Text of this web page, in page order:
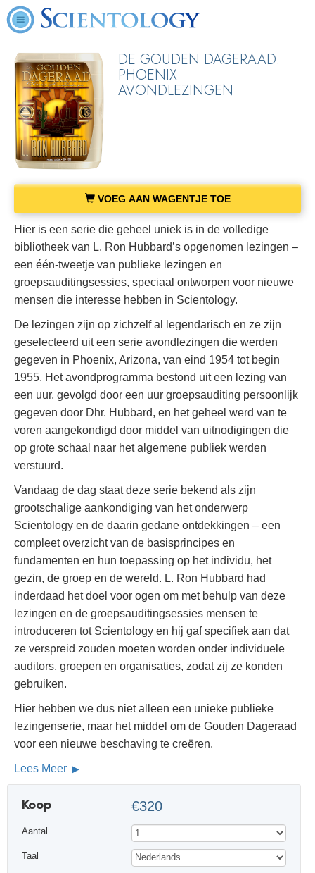
DE GOUDEN DAGERAAD:
PHOENIX
AVONDLEZINGEN
VOEG AAN WAGENTJE TOE
Hier is een serie die geheel uniek is in de volledige
bibliotheek van L. Ron Hubbard’s opgenomen lezingen –
een één-tweetje van publieke lezingen en
groepsauditingsessies, speciaal ontworpen voor nieuwe
mensen die interesse hebben in Scientology.
De lezingen zijn op zichzelf al legendarisch en ze zijn
geselecteerd uit een serie avondlezingen die werden
gegeven in Phoenix, Arizona, van eind 1954 tot begin
1955. Het avondprogramma bestond uit een lezing van
een uur, gevolgd door een uur groepsauditing persoonlijk
gegeven door Dhr. Hubbard, en het geheel werd van te
voren aangekondigd door middel van uitnodigingen die
op grote schaal naar het algemene publiek werden
verstuurd.
Vandaag de dag staat deze serie bekend als zijn
grootschalige aankondiging van het onderwerp
Scientology en de daarin gedane ontdekkingen – een
compleet overzicht van de basisprincipes en
fundamenten en hun toepassing op het individu, het
gezin, de groep en de wereld. L. Ron Hubbard had
inderdaad het doel voor ogen om met behulp van deze
lezingen en de groepsauditingsessies mensen te
introduceren tot Scientology en hij gaf specifiek aan dat
ze verspreid zouden moeten worden onder individuele
auditors, groepen en organisaties, zodat zij ze konden
gebruiken.
Hier hebben we dus niet alleen een unieke publieke
lezingenserie, maar het middel om de Gouden Dageraad
voor een nieuwe beschaving te creëren.
Lees Meer
Koop €320
Aantal
Taal